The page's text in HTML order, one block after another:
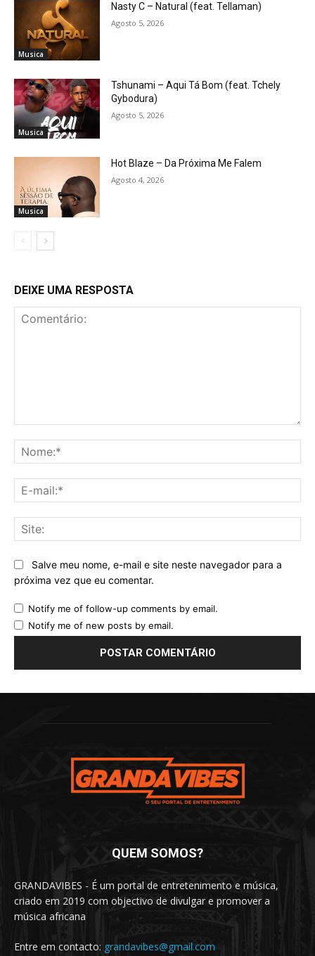
Musica
Nasty C – Natural (feat. Tellaman)
Agosto 5, 2026
Musica
Tshunami – Aqui Tá Bom (feat. Tchely
Gybodura)
Agosto 5, 2026
Musica
Hot Blaze – Da Próxima Me Falem
Agosto 4, 2026
DEIXE UMA RESPOSTA
Salve meu nome, e-mail e site neste navegador para a
próxima vez que eu comentar.
Notify me of follow-up comments by email.
Notify me of new posts by email.
QUEM SOMOS?
GRANDAVIBES - É um portal de entretenimento e música,
criado em 2019 com objectivo de divulgar e promover a
música africana
Entre em contacto: grandavibes@gmail.com